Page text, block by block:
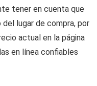
tener en cuenta que
lugar de compra, por
actual en la página
en línea confiables